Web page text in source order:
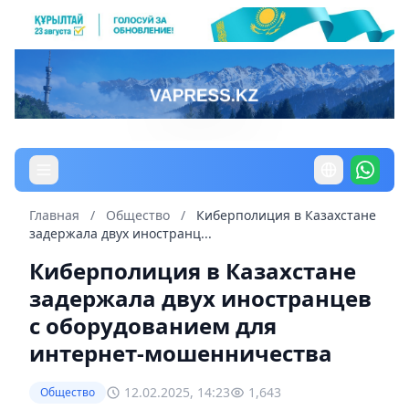
Главная / Общество /
Киберполиция в Казахстане
задержала двух иностранц...
Киберполиция в Казахстане
задержала двух иностранцев
с оборудованием для
интернет-мошенничества
Общество 12.02.2025, 14:23 1,643